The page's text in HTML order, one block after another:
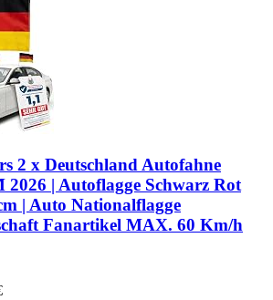
2 x Deutschland Autofahne
| Autoflagge Schwarz Rot
| Auto Nationalflagge
Fanartikel MAX. 60 Km/h